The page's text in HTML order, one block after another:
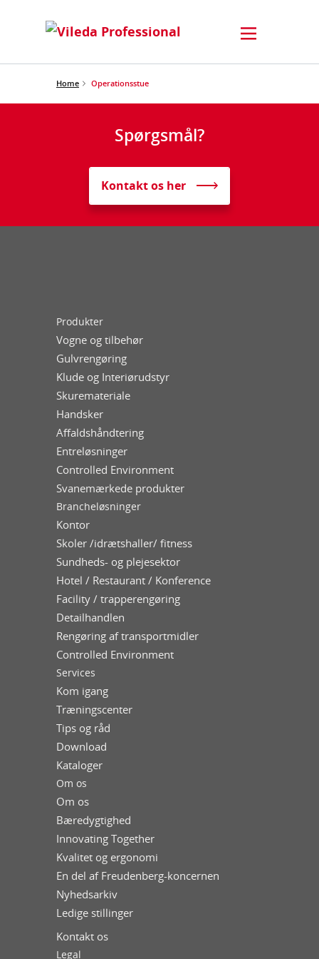
Home Operationsstue
Spørgsmål?
Kontakt os her
Produkter
Vogne og tilbehør
Gulvrengøring
Klude og Interiørudstyr
Skuremateriale
Handsker
Affaldshåndtering
Entreløsninger
Controlled Environment
Svanemærkede produkter
Brancheløsninger
Kontor
Skoler /idrætshaller/ fitness
Sundheds- og plejesektor
Hotel / Restaurant / Konference
Facility / trapperengøring
Detailhandlen
Rengøring af transportmidler
Controlled Environment
Services
Kom igang
Træningscenter
Tips og råd
Download
Kataloger
Om os
Om os
Bæredygtighed
Innovating Together
Kvalitet og ergonomi
En del af Freudenberg-koncernen
Nyhedsarkiv
Ledige stillinger
Kontakt os
Legal